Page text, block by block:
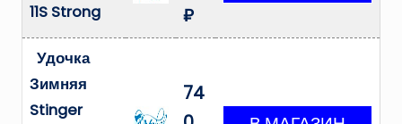
11S Strong
₽
Удочка
Зимняя
Stinger
74